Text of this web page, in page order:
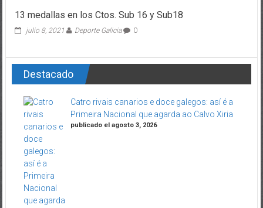
13 medallas en los Ctos. Sub 16 y Sub18
julio 8, 2021 Deporte Galicia 0
Destacado
Catro rivais canarios e doce galegos: así é a
Primeira Nacional que agarda ao Calvo Xiria
publicado el agosto 3, 2026